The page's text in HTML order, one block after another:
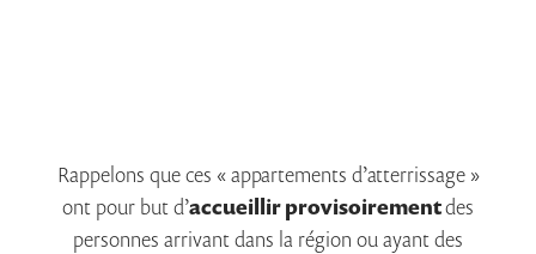
Rappelons que ces « appartements d’atterrissage »
ont pour but d’accueillir provisoirementdes
personnes arrivant dans la région ou ayant des